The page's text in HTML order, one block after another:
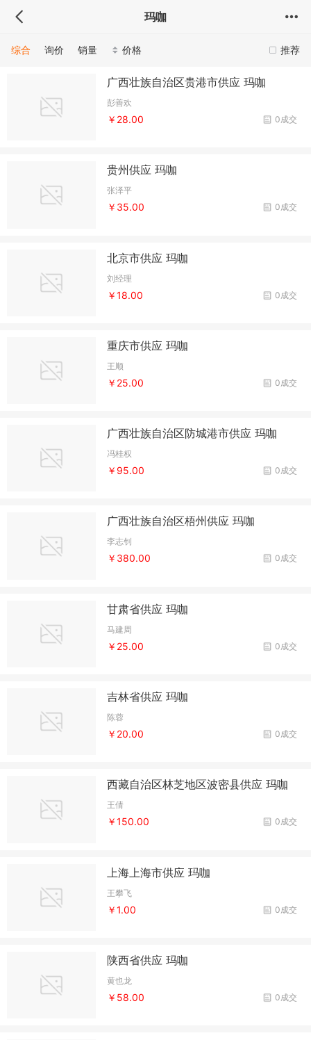
玛咖
推荐
综合 询价 销量 价格
广西壮族自治区贵港市供应 玛咖
彭善欢
0成交
￥28.00
贵州供应 玛咖
张泽平
0成交
￥35.00
北京市供应 玛咖
刘经理
0成交
￥18.00
重庆市供应 玛咖
王顺
0成交
￥25.00
广西壮族自治区防城港市供应 玛咖
冯桂权
0成交
￥95.00
广西壮族自治区梧州供应 玛咖
李志钊
0成交
￥380.00
甘肃省供应 玛咖
马建周
0成交
￥25.00
吉林省供应 玛咖
陈蓉
0成交
￥20.00
西藏自治区林芝地区波密县供应 玛咖
王倩
0成交
￥150.00
上海上海市供应 玛咖
王攀飞
0成交
￥1.00
陕西省供应 玛咖
黄也龙
0成交
￥58.00